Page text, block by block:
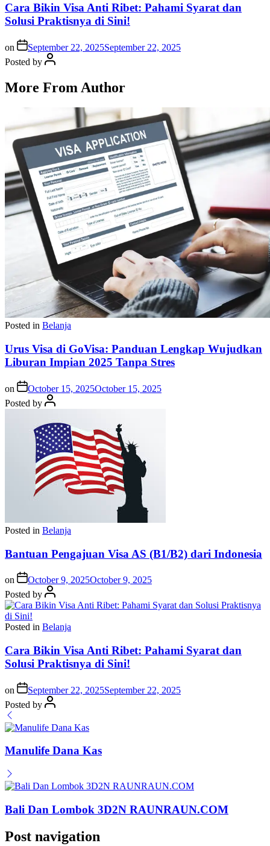
Cara Bikin Visa Anti Ribet: Pahami Syarat dan
Solusi Praktisnya di Sini!
on September 22, 2025September 22, 2025
Posted by
More From Author
Posted in Belanja
Urus Visa di GoVisa: Panduan Lengkap Wujudkan
Liburan Impian 2025 Tanpa Stres
on October 15, 2025October 15, 2025
Posted by
Posted in Belanja
Bantuan Pengajuan Visa AS (B1/B2) dari Indonesia
on October 9, 2025October 9, 2025
Posted by
Posted in Belanja
Cara Bikin Visa Anti Ribet: Pahami Syarat dan
Solusi Praktisnya di Sini!
on September 22, 2025September 22, 2025
Posted by
Manulife Dana Kas
Bali Dan Lombok 3D2N RAUNRAUN.COM
Post navigation